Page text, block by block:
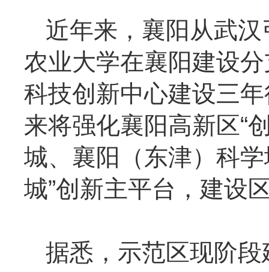
近年来，襄阳从武
农业大学在襄阳建设
科技创新中心建设三
来将强化襄阳高新区“
城、襄阳（东津）科
城”创新主平台，建设
据悉，示范区现阶